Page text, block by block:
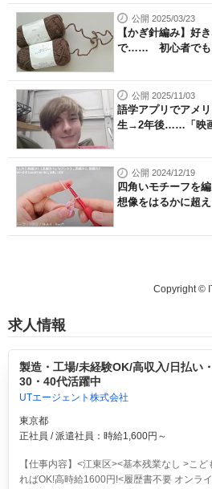
公開 2025/03/23
【かぎ針編み】好
で…… 初心者でも
公開 2025/11/03
語学アプリでアメ
生→2年後……「映
公開 2024/12/19
四角いモチーフを
想像をはるかに超
Copyright ©
求人情報
製造・工場/未経験OK/高収入/日払い
30・40代活躍中
UTエージェント株式会社
東京都
正社員 / 派遣社員：時給1,600円～
【仕事内容】<江東区><基本残業なし >こ
ればOK!高時給1600円!<履歴書不要 オンラ